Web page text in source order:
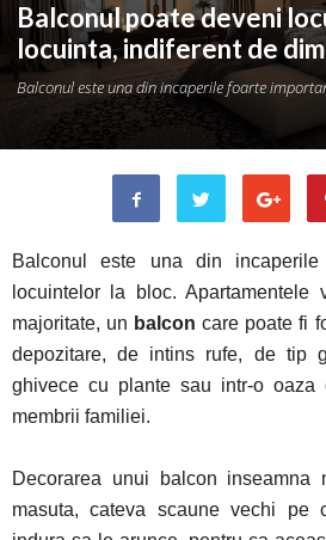
Balconul poate deveni
locuinta, indiferent de
Balconul este una din incaperile foarte
Balconul este una din
locuintelor la bloc.
majoritate, un balcon care poate fi
depozitare, de intins rufe, de tip
ghivece cu plante sau intr-o oaza
membrii familiei.
Decorarea unui balcon
masuta, cateva scaune vechi pe